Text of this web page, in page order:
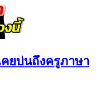
คยบ่นถึงครูภาษา